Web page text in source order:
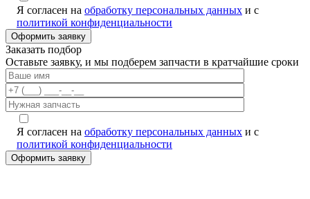
Я согласен на обработку персональных данных и с
политикой конфиденциальности
Заказать подбор
Оставьте заявку, и мы подберем запчасти в кратчайшие сроки
Я согласен на обработку персональных данных и с
политикой конфиденциальности